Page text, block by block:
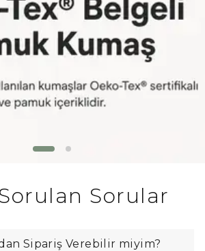
Sorular
Sipariş Verebilir miyim?